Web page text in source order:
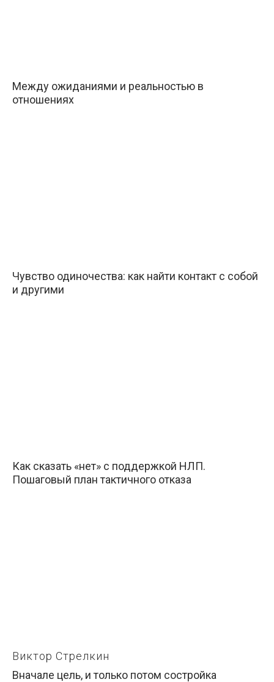
Между ожиданиями и реальностью в
отношениях
Чувство одиночества: как найти контакт с собой
и другими
Как сказать «нет» с поддержкой НЛП.
Пошаговый план тактичного отказа
Виктор Стрелкин
Вначале цель, и только потом состройка